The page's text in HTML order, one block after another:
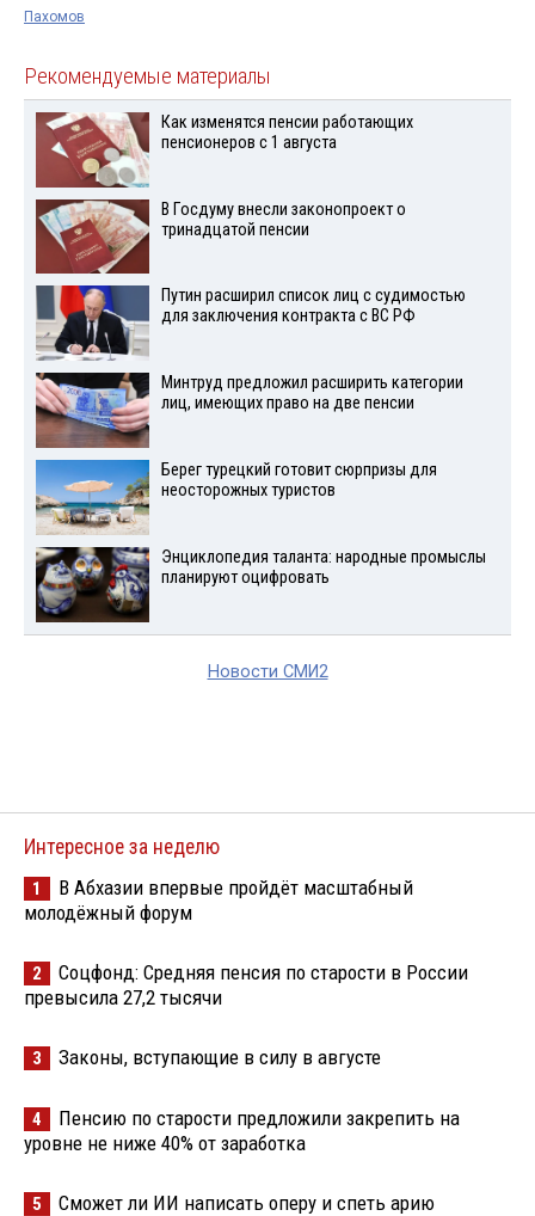
Пахомов
Рекомендуемые материалы
Как изменятся пенсии работающих
пенсионеров с 1 августа
В Госдуму внесли законопроект о
тринадцатой пенсии
Путин расширил список лиц с судимостью
для заключения контракта с ВС РФ
Минтруд предложил расширить категории
лиц, имеющих право на две пенсии
Берег турецкий готовит сюрпризы для
неосторожных туристов
Энциклопедия таланта: народные промыслы
планируют оцифровать
Новости СМИ2
Интересное за неделю
1
В Абхазии впервые пройдёт масштабный
молодёжный форум
2
Соцфонд: Средняя пенсия по старости в России
превысила 27,2 тысячи
3 Законы, вступающие в силу в августе
4
Пенсию по старости предложили закрепить на
уровне не ниже 40% от заработка
5 Сможет ли ИИ написать оперу и спеть арию